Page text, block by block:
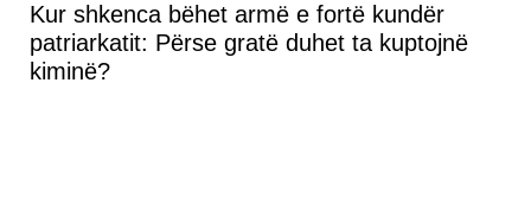
Kur shkenca bëhet armë e fortë kundër
patriarkatit: Përse gratë duhet ta kuptojnë
kiminë?